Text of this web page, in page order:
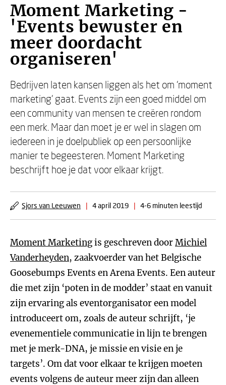
Moment Marketing -
'Events bewuster en
meer doordacht
organiseren'
Bedrijven laten kansen liggen als het om ‘moment
marketing’ gaat. Events zijn een goed middel om
een community van mensen te creëren rondom
een merk. Maar dan moet je er wel in slagen om
iedereen in je doelpubliek op een persoonlijke
manier te begeesteren. Moment Marketing
beschrijft hoe je dat voor elkaar krijgt.
Sjors van Leeuwen | 4 april 2019 | 4-6 minuten leestijd
Moment Marketingis geschreven doorMichiel
Vanderheyden, zaakvoerder van het Belgische
Goosebumps Events en Arena Events. Een auteur
die met zijn ‘poten in de modder’ staat en vanuit
zijn ervaring als eventorganisator een model
introduceert om, zoals de auteur schrijft, ‘je
evenementiele communicatie in lijn te brengen
met je merk-DNA, je missie en visie en je
targets’. Om dat voor elkaar te krijgen moeten
events volgens de auteur meer zijn dan alleen